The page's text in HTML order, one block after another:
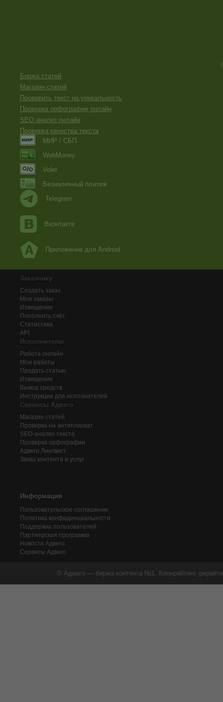
Биржа статей
Магазин статей
Проверить текст на уникальность
Проверка орфографии онлайн
SEO анализ онлайн
Проверка качества текста
МИР / СБП
WebMoney
Volet
Безналичный платеж
Telegram
Вконтакте
Приложение для Android
Заказчику
Создать заказ
Мои заказы
Извещения
Пополнить счёт
Статистика
API
Исполнителю
Работа онлайн
Мои работы
Продать статью
Извещения
Вывод средств
Инструкции для исполнителей
Сервисы Адвего
Магазин статей
Проверка на антиплагиат
SEO-анализ текста
Проверка орфографии
Адвего Лингвист
Заказ контента и услуг
Информация
Пользовательское соглашение
Политика конфиденциальности
Поддержка пользователей
Партнерская программа
Новости Адвего
Сервисы Адвего
© Адвего — биржа контента №1. Копирайтинг,